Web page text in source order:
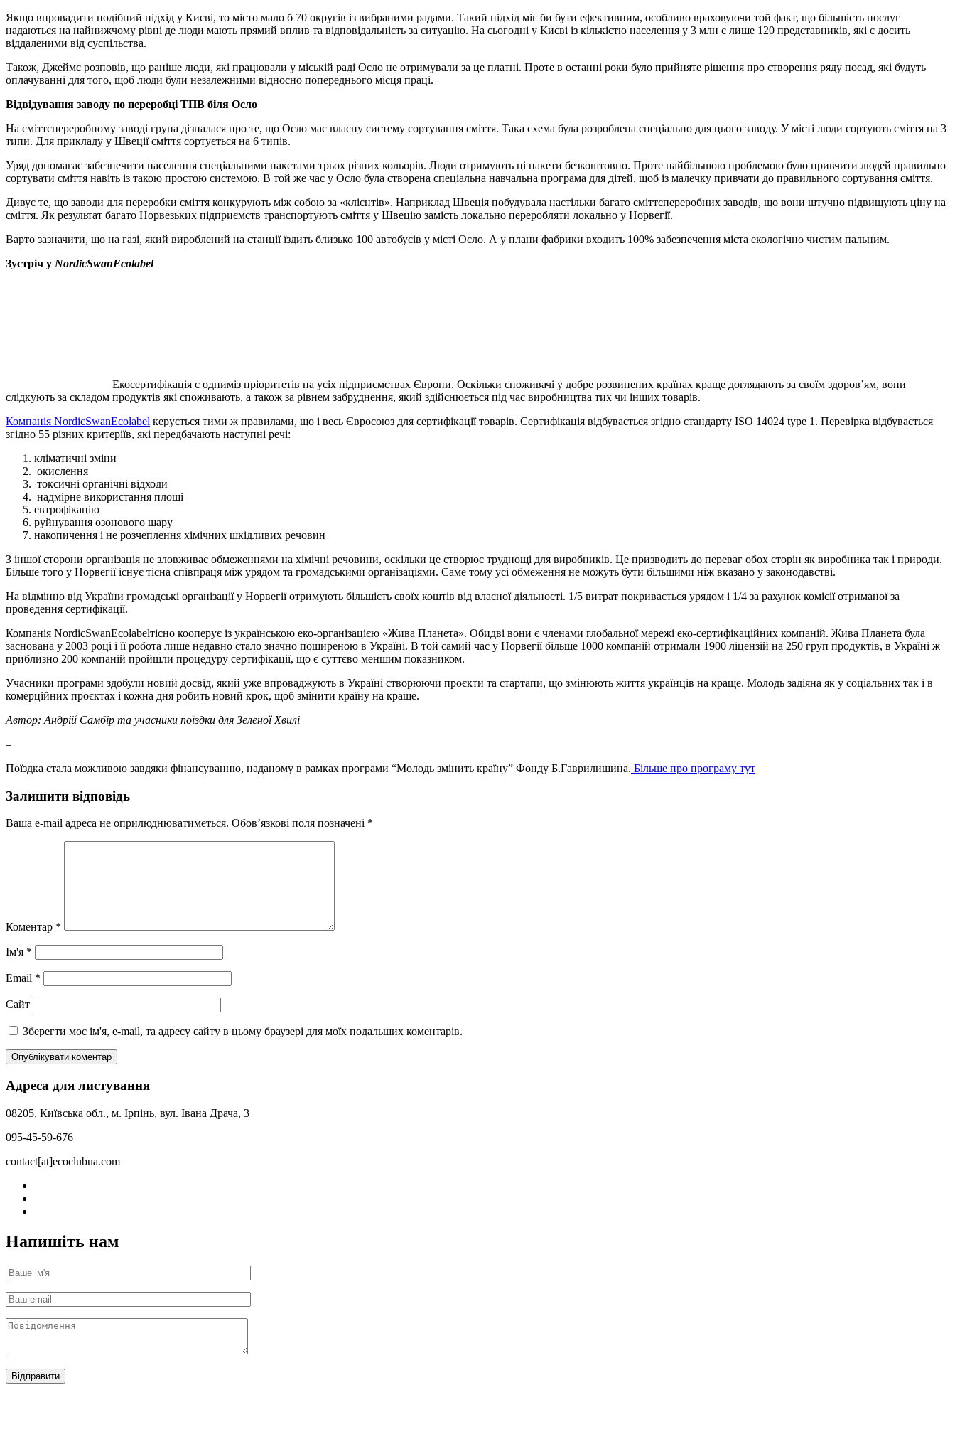
Якщо впровадити подібний підхід у Києві, то місто мало б 70 округів із вибраними радами. Такий підхід міг би бути ефективним, особливо враховуючи той факт, що більшість послуг
надаються на найнижчому рівні де люди мають прямий вплив та відповідальність за ситуацію. На сьогодні у Києві із кількістю населення у 3 млн є лише 120 представників, які є досить
віддаленими від суспільства.
Також, Джеймс розповів, що раніше люди, які працювали у міській раді Осло не отримували за це платні. Проте в останні роки було прийняте рішення про створення ряду посад, які будуть
оплачуванні для того, щоб люди були незалежними відносно попереднього місця праці.
Відвідування заводу по переробці ТПВ біля Осло
На сміттєпереробному заводі група дізналася про те, що Осло має власну систему сортування сміття. Така схема була розроблена спеціально для цього заводу. У місті люди сортують сміття на 3
типи. Для прикладу у Швеції сміття сортується на 6 типів.
Уряд допомагає забезпечити населення спеціальними пакетами трьох різних кольорів. Люди отримують ці пакети безкоштовно. Проте найбільшою проблемою було привчити людей правильно
сортувати сміття навіть із такою простою системою. В той же час у Осло була створена спеціальна навчальна програма для дітей, щоб із малечку привчати до правильного сортування сміття.
Дивує те, що заводи для переробки сміття конкурують між собою за «клієнтів». Наприклад Швеція побудувала настільки багато сміттєпереробних заводів, що вони штучно підвищують ціну на
сміття. Як результат багато Норвезьких підприємств транспортують сміття у Швецію замість локально переробляти локально у Норвегії.
Варто зазначити, що на газі, який вироблений на станції їздить близько 100 автобусів у місті Осло. А у плани фабрики входить 100% забезпечення міста екологічно чистим пальним.
Зустріч у NordicSwanEcolabel
Екосертифікація є одниміз пріоритетів на усіх підприємствах Європи. Оскільки споживачі у добре розвинених країнах краще доглядають за своїм здоров’ям, вони
слідкують за складом продуктів які споживають, а також за рівнем забруднення, який здійснюється під час виробництва тих чи інших товарів.
Компанія NordicSwanEcolabel керується тими ж правилами, що і весь Євросоюз для сертифікації товарів. Сертифікація відбувається згідно стандарту ISO 14024 type 1. Перевірка відбувається
згідно 55 різних критеріїв, які передбачають наступні речі:
кліматичні зміни
окислення
токсичні органічні відходи
надмірне використання площі
евтрофікацію
руйнування озонового шару
накопичення і не розчеплення хімічних шкідливих речовин
З іншої сторони організація не зловживає обмеженнями на хімічні речовини, оскільки це створює труднощі для виробників. Це призводить до переваг обох сторін як виробника так і природи.
Більше того у Норвегії існує тісна співпраця між урядом та громадськими організаціями. Саме тому усі обмеження не можуть бути більшими ніж вказано у законодавстві.
На відмінно від України громадські організації у Норвегії отримують більшість своїх коштів від власної діяльності. 1/5 витрат покривається урядом і 1/4 за рахунок комісії отриманої за
проведення сертифікації.
Компанія NordicSwanEcolabelтісно кооперує із українською еко-організацією «Жива Планета». Обидві вони є членами глобальної мережі еко-сертифікаційних компаній. Жива Планета була
заснована у 2003 році і її робота лише недавно стало значно поширеною в Україні. В той самий час у Норвегії більше 1000 компаній отримали 1900 ліцензій на 250 груп продуктів, в Україні ж
приблизно 200 компаній пройшли процедуру сертифікації, що є суттєво меншим показником.
Учасники програми здобули новий досвід, який уже впроваджують в Україні створюючи проєкти та стартапи, що змінюють життя українців на краще. Молодь задіяна як у соціальних так і в
комерційних проєктах і кожна дня робить новий крок, щоб змінити країну на краще.
Автор: Андрій Самбір та учасники поїздки для Зеленої Хвилі
–
Поїздка стала можливою завдяки фінансуванню, наданому в рамках програми “Молодь змінить країну” Фонду Б.Гаврилишина. Більше про програму тут
Залишити відповідь
Ваша e-mail адреса не оприлюднюватиметься. Обов’язкові поля позначені *
Коментар *
Ім'я *
Email *
Сайт
Зберегти моє ім'я, e-mail, та адресу сайту в цьому браузері для моїх подальших коментарів.
Адреса для листування
08205, Київська обл., м. Ірпінь, вул. Івана Драча, 3
095-45-59-676
contact[at]ecoclubua.com
Напишіть нам